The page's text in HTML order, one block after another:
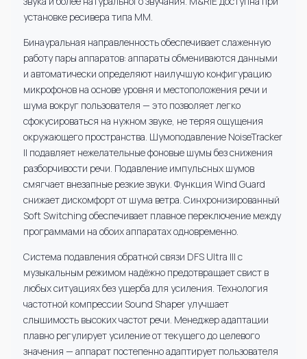
установке ресивера типа MM.
Бинауральная направленность обеспечивает слаженную
работу пары аппаратов: аппараты обмениваются данными
и автоматически определяют наилучшую конфигурацию
микрофонов на основе уровня и местоположения речи и
шума вокруг пользователя — это позволяет легко
сфокусироваться на нужном звуке, не теряя ощущения
окружающего пространства. Шумоподавление NoiseTracker
II подавляет нежелательные фоновые шумы без снижения
разборчивости речи. Подавление импульсных шумов
смягчает внезапные резкие звуки. Функция Wind Guard
снижает дискомфорт от шума ветра. Синхронизированный
Soft Switching обеспечивает плавное переключение между
программами на обоих аппаратах одновременно.
Система подавления обратной связи DFS Ultra III с
музыкальным режимом надёжно предотвращает свист в
любых ситуациях без ущерба для усиления. Технология
частотной компрессии Sound Shaper улучшает
слышимость высоких частот речи. Менеджер адаптации
плавно регулирует усиление от текущего до целевого
значения — аппарат постепенно адаптирует пользователя